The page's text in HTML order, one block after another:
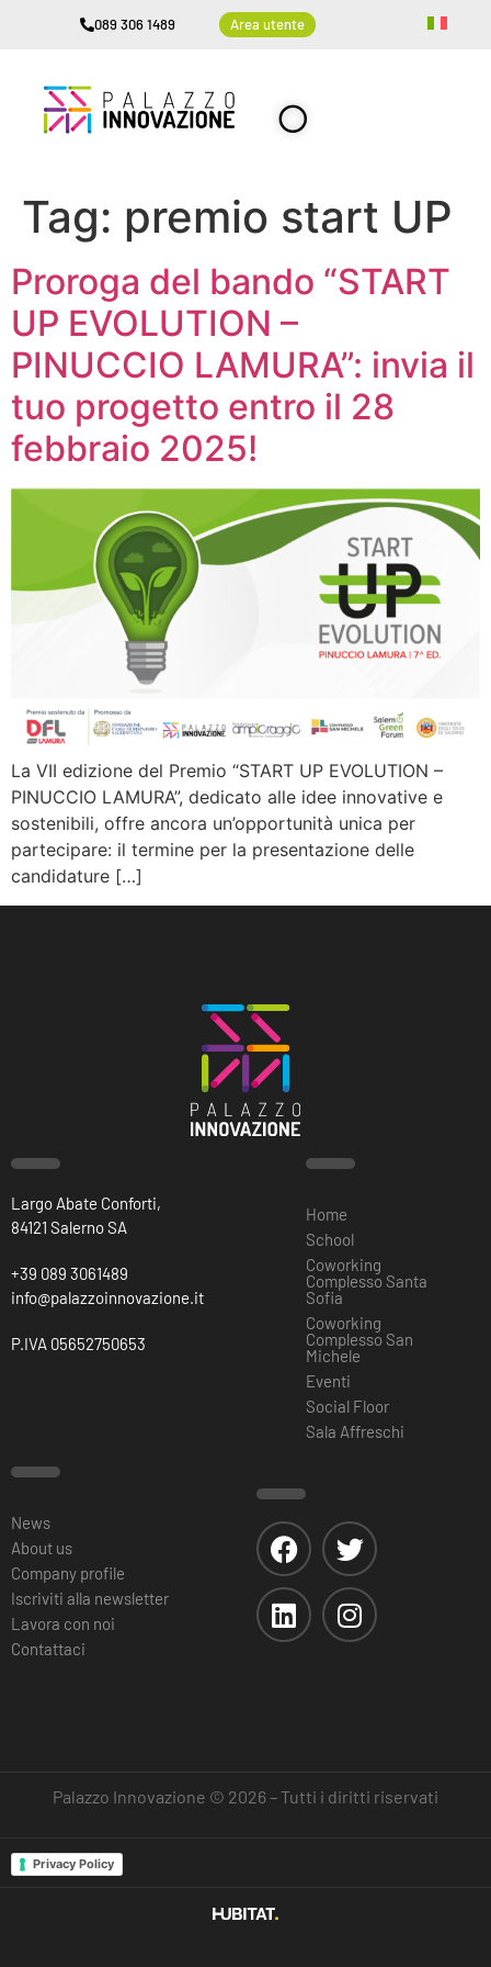
089 306 1489 Area utente
Tag: premio start UP
Proroga del bando “START
UP EVOLUTION –
PINUCCIO LAMURA”: invia il
tuo progetto entro il 28
febbraio 2025!
La VII edizione del Premio “START UP EVOLUTION –
PINUCCIO LAMURA”, dedicato alle idee innovative e
sostenibili, offre ancora un’opportunità unica per
partecipare: il termine per la presentazione delle
candidature […]
Largo Abate Conforti,
84121 Salerno SA
+39 089 3061489
info@palazzoinnovazione.it
P.IVA 05652750653
Home
School
Coworking
Complesso Santa
Sofia
Coworking
Complesso San
Michele
Eventi
Social Floor
Sala Affreschi
News
About us
Company profile
Iscriviti alla newsletter
Lavora con noi
Contattaci
Palazzo Innovazione © 2026 – Tutti i diritti riservati
Privacy Policy